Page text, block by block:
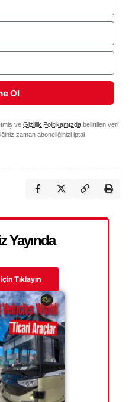
Ol
ve Gizlilik Politikamızda belirtilen veri
zaman aboneliğinizi iptal
Yayında
Tıklayın